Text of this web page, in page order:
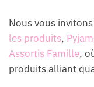
Nous vous
les produits,
Assortis Famille,
produits alliant